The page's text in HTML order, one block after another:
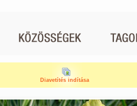
Diavetítés indítása